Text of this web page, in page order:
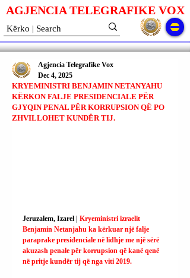
AGJENCIA TELEGRAFIKE VOX
KRYEMINISTRI BENJAMIN NETANYAHU
KËRKON FALJE PRESIDENCIALE PËR
GJYQIN PENAL PËR KORRUPSION QË PO
ZHVILLOHET KUNDËR TIJ.
Agjencia Telegrafike Vox
Dec 4, 2025
Jeruzalem, Izarel | Kryeministri izraelit
Benjamin Netanjahu ka kërkuar një falje
paraprake presidenciale në lidhje me një sërë
akuzash penale për korrupsion që kanë qenë
në pritje kundër tij që nga viti 2019.